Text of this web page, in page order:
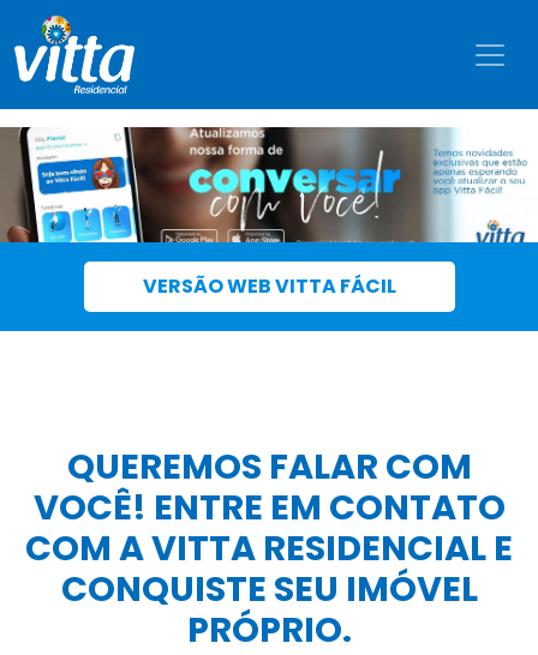
VERSÃO WEB VITTA FÁCIL
QUEREMOS FALAR COM
VOCÊ! ENTRE EM CONTATO
COM A VITTA RESIDENCIAL E
CONQUISTE SEU IMÓVEL
PRÓPRIO.